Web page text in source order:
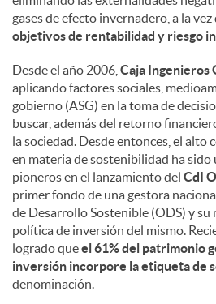
gases de efecto invernadero, a la vez
objetivos de rentabilidad y riesgo
Desde el año 2006, Caja Ingenieros
aplicando factores sociales,
gobierno (ASG) en la toma de
buscar, además del retorno
la sociedad. Desde entonces, el alto
en materia de sostenibilidad ha sido
pioneros en el lanzamiento del CdI
primer fondo de una gestora
de Desarrollo Sostenible (ODS) y
política de inversión del mismo.
logrado queel 61% del patrimonio
inversión incorpore la etiqueta de
denominación.